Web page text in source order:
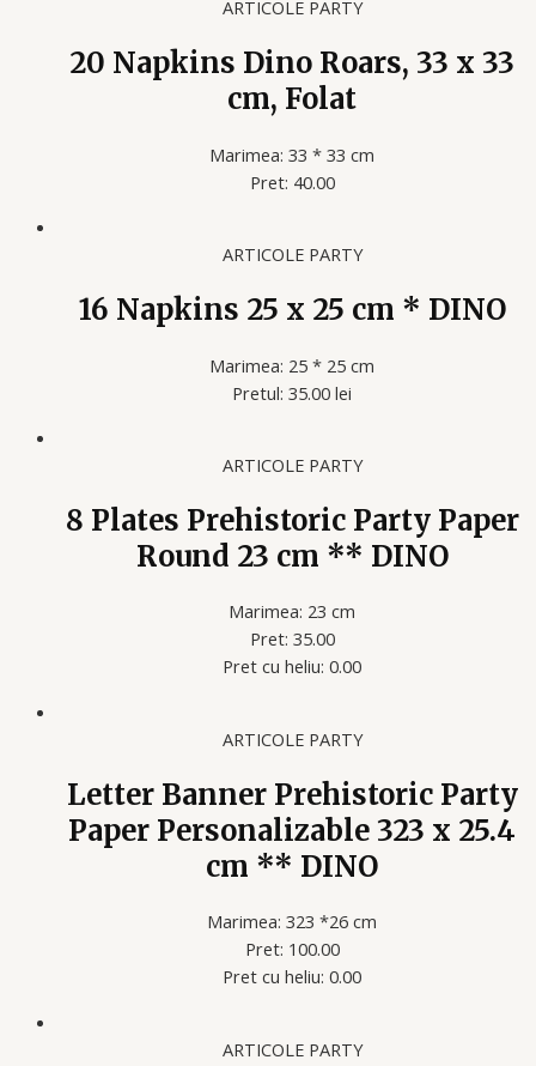
ARTICOLE PARTY
20 Napkins Dino Roars, 33 x 33
cm, Folat
Marimea: 33 * 33 cm
Pret: 40.00
ARTICOLE PARTY
16 Napkins 25 x 25 cm * DINO
Marimea: 25 * 25 cm
Pretul: 35.00 lei
ARTICOLE PARTY
8 Plates Prehistoric Party Paper
Round 23 cm ** DINO
Marimea: 23 cm
Pret: 35.00
Pret cu heliu: 0.00
ARTICOLE PARTY
Letter Banner Prehistoric Party
Paper Personalizable 323 x 25.4
cm ** DINO
Marimea: 323 *26 cm
Pret: 100.00
Pret cu heliu: 0.00
ARTICOLE PARTY